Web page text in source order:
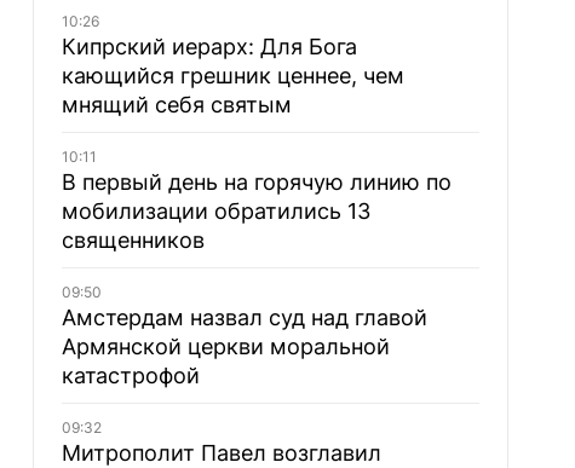
10:26
Кипрский иерарх: Для Бога
кающийся грешник ценнее, чем
мнящий себя святым
10:11
В первый день на горячую линию по
мобилизации обратились 13
священников
09:50
Амстердам назвал суд над главой
Армянской церкви моральной
катастрофой
09:32
Митрополит Павел возглавил